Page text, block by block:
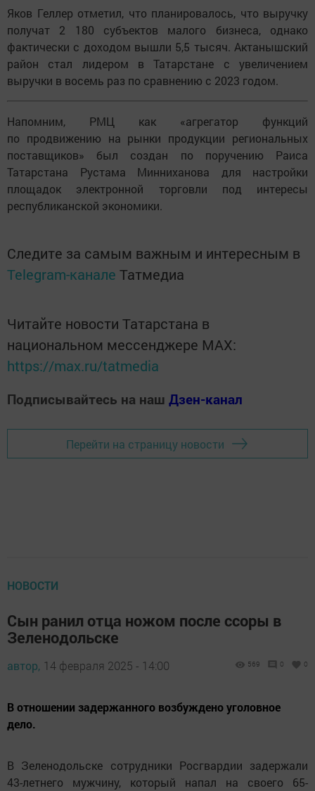
Яков Геллер отметил, что планировалось, что выручку
получат 2 180 субъектов малого бизнеса, однако
фактически с доходом вышли 5,5 тысяч. Актанышский
район стал лидером в Татарстане с увеличением
выручки в восемь раз по сравнению с 2023 годом.
Напомним, РМЦ как «агрегатор функций
по продвижению на рынки продукции региональных
поставщиков» был создан по поручению Раиса
Татарстана Рустама Минниханова для настройки
площадок электронной торговли под интересы
республиканской экономики.
Следите за самым важным и интересным в
Telegram-канале Татмедиа
Читайте новости Татарстана в
национальном мессенджере MАХ:
https://max.ru/tatmedia
Подписывайтесь на наш Дзен-канал
Перейти на страницу новости
НОВОСТИ
Сын ранил отца ножом после ссоры в
Зеленодольске
автор, 14 февраля 2025 - 14:00 569 0 0
В отношении задержанного возбуждено уголовное
дело.
В Зеленодольске сотрудники Росгвардии задержали
43-летнего мужчину, который напал на своего 65-